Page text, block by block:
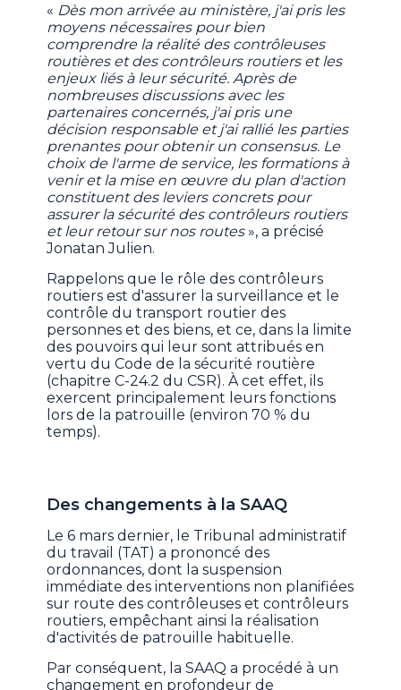
« Dès mon arrivée au ministère, j'ai pris les
moyens nécessaires pour bien
comprendre la réalité des contrôleuses
routières et des contrôleurs routiers et les
enjeux liés à leur sécurité. Après de
nombreuses discussions avec les
partenaires concernés, j'ai pris une
décision responsable et j'ai rallié les parties
prenantes pour obtenir un consensus. Le
choix de l'arme de service, les formations à
venir et la mise en œuvre du plan d'action
constituent des leviers concrets pour
assurer la sécurité des contrôleurs routiers
et leur retour sur nos routes», a précisé
Jonatan Julien.
Rappelons que le rôle des contrôleurs
routiers est d'assurer la surveillance et le
contrôle du transport routier des
personnes et des biens, et ce, dans la limite
des pouvoirs qui leur sont attribués en
vertu du Code de la sécurité routière
(chapitre C-24.2 du CSR). À cet effet, ils
exercent principalement leurs fonctions
lors de la patrouille (environ 70 % du
temps).
Des changements à la SAAQ
Le 6 mars dernier, le Tribunal administratif
du travail (TAT) a prononcé des
ordonnances, dont la suspension
immédiate des interventions non planifiées
sur route des contrôleuses et contrôleurs
routiers, empêchant ainsi la réalisation
d'activités de patrouille habituelle.
Par conséquent, la SAAQ a procédé à un
changement en profondeur de